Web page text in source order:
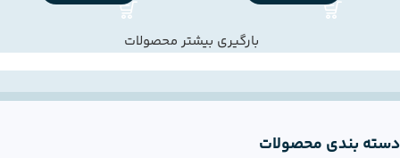
بارگیری بیشتر محصولات
دسته بندی محصولات